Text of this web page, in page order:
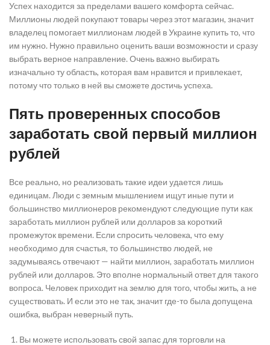
Успех находится за пределами вашего комфорта сейчас.
Миллионы людей покупают товары через этот магазин, значит
владелец помогает миллионам людей в Украине купить то, что
им нужно. Нужно правильно оценить ваши возможности и сразу
выбрать верное направление. Очень важно выбирать
изначально ту область, которая вам нравится и привлекает,
потому что только в ней вы сможете достичь успеха.
Пять проверенных способов
заработать свой первый миллион
рублей
Все реально, но реализовать такие идеи удается лишь
единицам. Люди с земным мышлением ищут иные пути и
большинство миллионеров рекомендуют следующие пути как
заработать миллион рублей или долларов за короткий
промежуток времени. Если спросить человека, что ему
необходимо для счастья, то большинство людей, не
задумываясь отвечают — найти миллион, заработать миллион
рублей или долларов. Это вполне нормальный ответ для такого
вопроса. Человек приходит на землю для того, чтобы жить, а не
существовать. И если это не так, значит где-то была допущена
ошибка, выбран неверный путь.
Вы можете использовать свой запас для торговли на